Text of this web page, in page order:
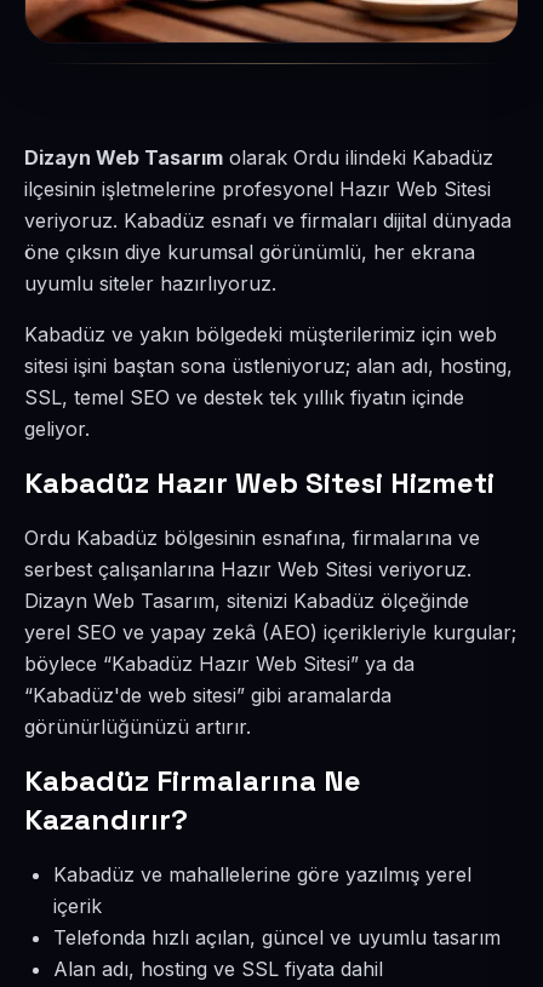
Dizayn Web Tasarım olarak Ordu ilindeki Kabadüz
ilçesinin işletmelerine profesyonel Hazır Web Sitesi
veriyoruz. Kabadüz esnafı ve firmaları dijital dünyada
öne çıksın diye kurumsal görünümlü, her ekrana
uyumlu siteler hazırlıyoruz.
Kabadüz ve yakın bölgedeki müşterilerimiz için web
sitesi işini baştan sona üstleniyoruz; alan adı, hosting,
SSL, temel SEO ve destek tek yıllık fiyatın içinde
geliyor.
Kabadüz Hazır Web Sitesi Hizmeti
Ordu Kabadüz bölgesinin esnafına, firmalarına ve
serbest çalışanlarına Hazır Web Sitesi veriyoruz.
Dizayn Web Tasarım, sitenizi Kabadüz ölçeğinde
yerel SEO ve yapay zekâ (AEO) içerikleriyle kurgular;
böylece “Kabadüz Hazır Web Sitesi” ya da
“Kabadüz'de web sitesi” gibi aramalarda
görünürlüğünüzü artırır.
Kabadüz Firmalarına Ne
Kazandırır?
Kabadüz ve mahallelerine göre yazılmış yerel
içerik
Telefonda hızlı açılan, güncel ve uyumlu tasarım
Alan adı, hosting ve SSL fiyata dahil